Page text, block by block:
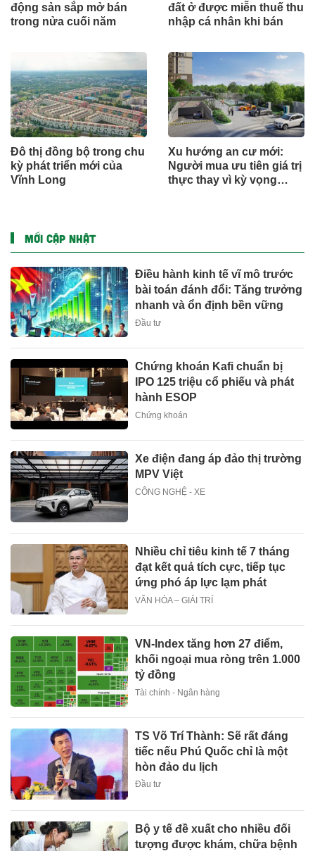
động sản sắp mở bán
trong nửa cuối năm
đất ở được miễn thuế thu
nhập cá nhân khi bán
Đô thị đồng bộ trong chu
kỳ phát triển mới của
Vĩnh Long
Xu hướng an cư mới:
Người mua ưu tiên giá trị
thực thay vì kỳ vọng
MỚI CẬP NHẬT
Điều hành kinh tế vĩ mô trước
bài toán đánh đổi: Tăng trưởng
nhanh và ổn định bền vững
Đầu tư
Chứng khoán Kafi chuẩn bị
IPO 125 triệu cổ phiếu và phát
hành ESOP
Chứng khoán
Xe điện đang áp đảo thị trường
MPV Việt
CÔNG NGHỆ - XE
Nhiều chỉ tiêu kinh tế 7 tháng
đạt kết quả tích cực, tiếp tục
ứng phó áp lực lạm phát
VĂN HÓA – GIẢI TRÍ
VN-Index tăng hơn 27 điểm,
khối ngoại mua ròng trên 1.000
tỷ đồng
Tài chính - Ngân hàng
TS Võ Trí Thành: Sẽ rất đáng
tiếc nếu Phú Quốc chỉ là một
hòn đảo du lịch
Đầu tư
Bộ y tế đề xuất cho nhiều đối
tượng được khám, chữa bệnh